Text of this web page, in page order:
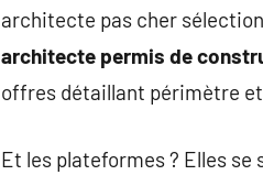
architecte pas cher
architecte permis de
offres détaillant périmètre
Et les plateformes ? Elles se